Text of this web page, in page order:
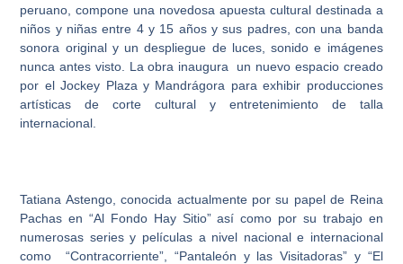
peruano, compone una novedosa apuesta cultural destinada a
niños y niñas entre 4 y 15 años y sus padres, con una banda
sonora original y un despliegue de luces, sonido e imágenes
nunca antes visto. La obra inaugura un nuevo espacio creado
por el Jockey Plaza y Mandrágora para exhibir producciones
artísticas de corte cultural y entretenimiento de talla
internacional.
Tatiana Astengo, conocida actualmente por su papel de Reina
Pachas en “Al Fondo Hay Sitio” así como por su trabajo en
numerosas series y películas a nivel nacional e internacional
como “Contracorriente”, “Pantaleón y las Visitadoras” y “El